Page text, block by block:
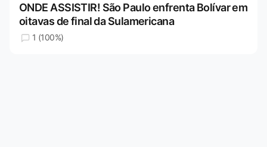
ONDE ASSISTIR! São Paulo enfrenta Bolívar em
oitavas de final da Sulamericana
1 (100%)